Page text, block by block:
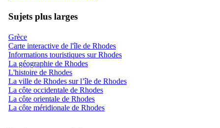
Sujets plus larges
Grèce
Carte interactive de l'île de Rhodes
Informations touristiques sur Rhodes
La géographie de Rhodes
L'histoire de Rhodes
La ville de Rhodes sur l’île de Rhodes
La côte occidentale de Rhodes
La côte orientale de Rhodes
La côte méridionale de Rhodes